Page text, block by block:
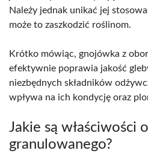
Należy jednak unikać jej
może to zaszkodzić roślinom.
Krótko mówiąc, gnojówka z
efektywnie poprawia jakość
niezbędnych składników
wpływa na ich kondycję oraz
Jakie są właściwości
granulowanego?